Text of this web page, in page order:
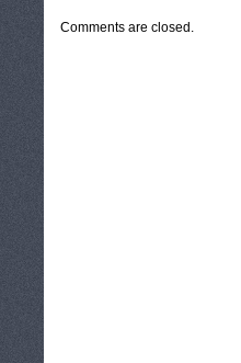
Comments are closed.